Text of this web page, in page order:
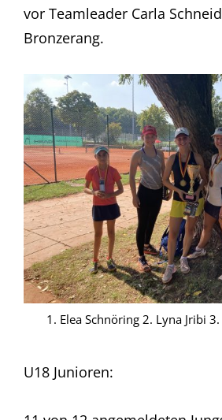
vor Teamleader Carla
Bronzerang.
1. Elea Schnöring 2. Lyna Jribi
U18 Junioren: